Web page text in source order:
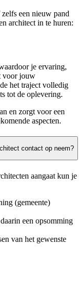
een nieuw pand
architect in te huren:
je ervaring,
voor jouw
het traject volledig
tot de oplevering.
en zorgt voor een
aspecten.
contact op neem?
aangaat kun je
(gemeente)
een opsomming
van het gewenste